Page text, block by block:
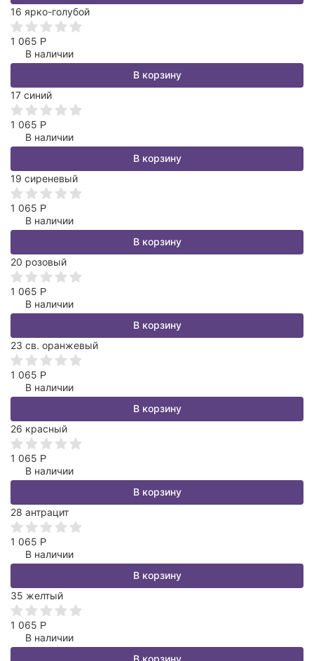
16 ярко-голубой
1 065 Р
В наличии
В корзину
17 синий
1 065 Р
В наличии
В корзину
19 сиреневый
1 065 Р
В наличии
В корзину
20 розовый
1 065 Р
В наличии
В корзину
23 св. оранжевый
1 065 Р
В наличии
В корзину
26 красный
1 065 Р
В наличии
В корзину
28 антрацит
1 065 Р
В наличии
В корзину
35 желтый
1 065 Р
В наличии
В корзину